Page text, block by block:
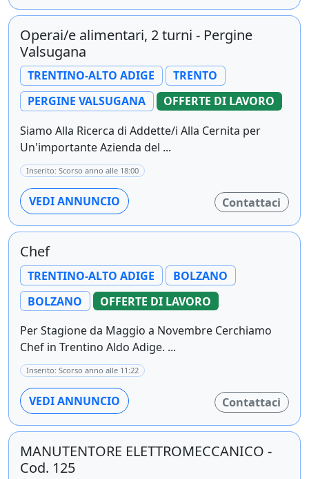
Operai/e alimentari, 2 turni - Pergine
Valsugana
TRENTINO-ALTO ADIGE
TRENTO
PERGINE VALSUGANA
OFFERTE DI LAVORO
Siamo Alla Ricerca di Addette/i Alla Cernita per
Un'importante Azienda del ...
Inserito: Scorso anno alle 18:00
VEDI ANNUNCIO Contattaci
Chef
TRENTINO-ALTO ADIGE
BOLZANO
BOLZANO
OFFERTE DI LAVORO
Per Stagione da Maggio a Novembre Cerchiamo
Chef in Trentino Aldo Adige. ...
Inserito: Scorso anno alle 11:22
VEDI ANNUNCIO Contattaci
MANUTENTORE ELETTROMECCANICO -
Cod. 125